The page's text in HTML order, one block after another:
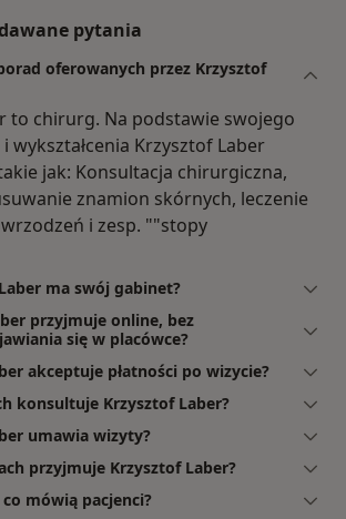
pytania
oferowanych przez Krzysztof
to chirurg. Na podstawie swojego
wykształcenia Krzysztof Laber
jak: Konsultacja chirurgiczna,
znamion skórnych, leczenie
i zesp. ""stopy
ma swój gabinet?
przyjmuje online, bez
się w placówce?
akceptuje płatności po wizycie?
konsultuje Krzysztof Laber?
umawia wizyty?
przyjmuje Krzysztof Laber?
mówią pacjenci?